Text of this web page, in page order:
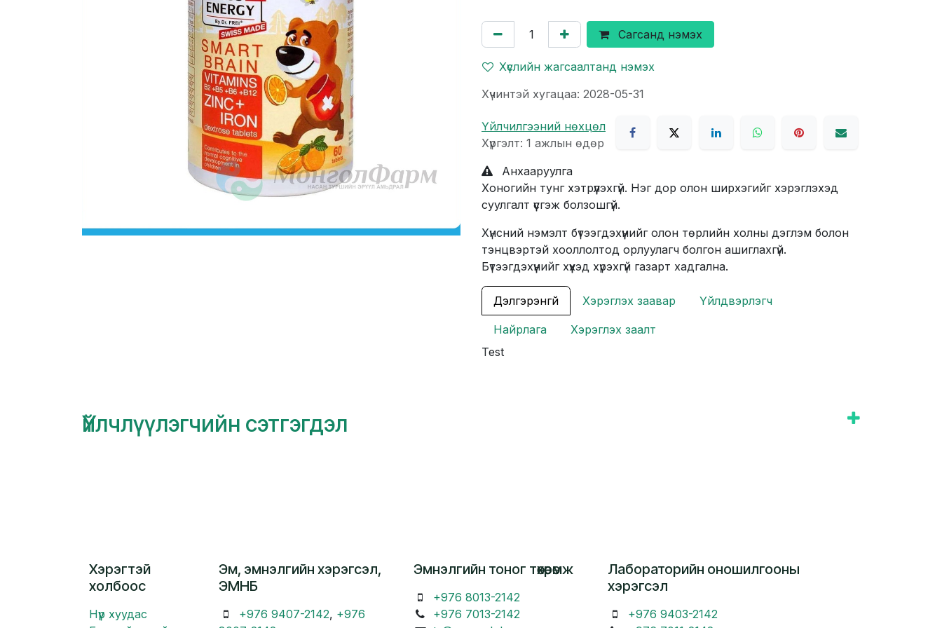
Сагсанд нэмэх
Хүслийн жагсаалтанд нэмэх
Хүчинтэй хугацаа: 2028-05-31
Үйлчилгээний нөхцөл
Хүргэлт: 1 ажлын өдөр
Анхааруулга
Хоногийн тунг хэтрүүлэхгүй. Нэг дор олон ширхэгийг хэрэглэхэд
суулгалт үүсгэж болзошгүй.
Хүнсний нэмэлт бүтээгдэхүүнийг олон төрлийн холны дэглэм болон
тэнцвэртэй хооллолтод орлуулагч болгон ашиглахгүй.
Бүтээгдэхүүнийг хүүхэд хүрэхгүй газарт хадгална.
Дэлгэрэнгүй Хэрэглэх заавар Үйлдвэрлэгч
Найрлага
Хэрэглэх заалт
Test
Үйлчлүүлэгчийн сэтгэгдэл
Хэрэгтэй
холбоос
Нүүр хуудас
Эм, эмнэлгийн хэрэгсэл,
ЭМНБ
+976 9407-2142, +976
Лабораторийн оношилгооны
хэрэгсэл
+976 9403-2142
Эмнэлгийн тоног төхөөрөмж
+976 8013-2142
+976 7013-2142